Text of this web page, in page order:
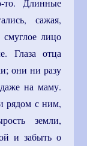
сажая,
смуглое лицо
Глаза отца
они ни разу
на маму.
рядом с ним,
земли,
и забыть о